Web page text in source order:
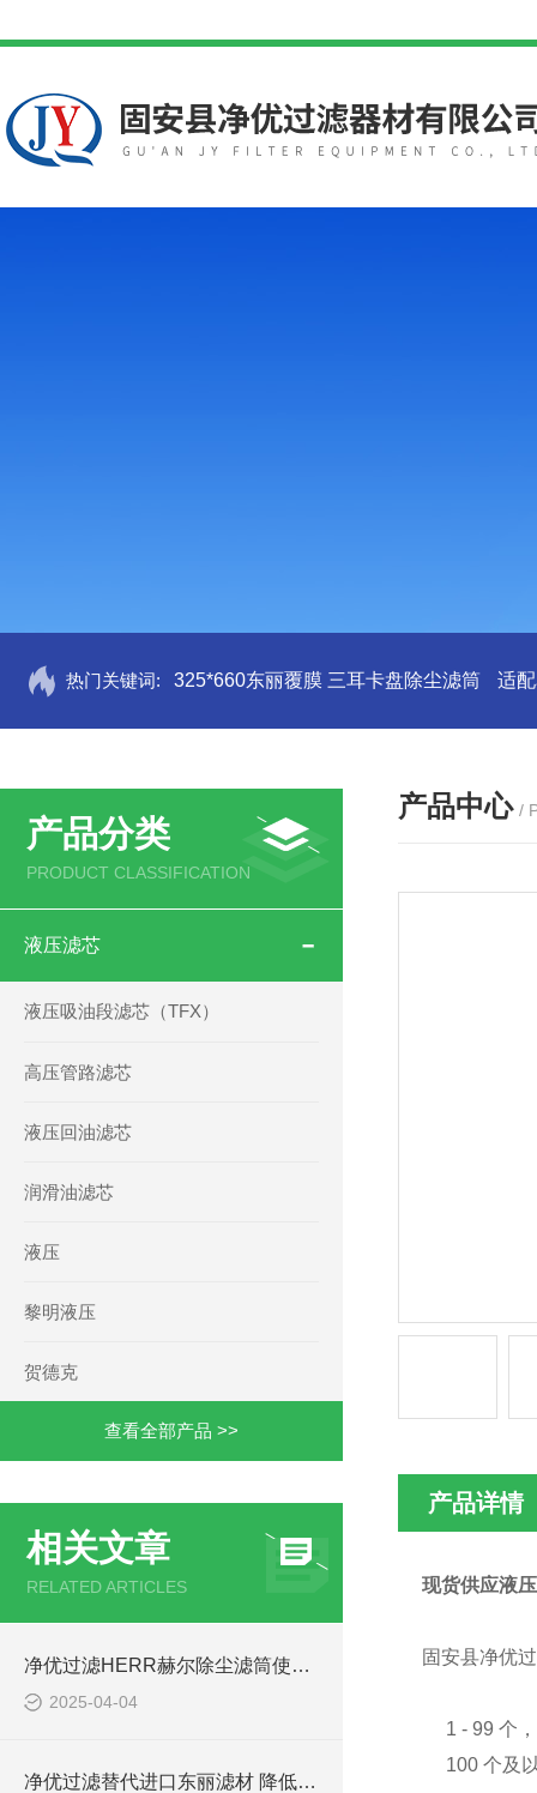
热门关键词: 325*660东丽覆膜 三耳卡盘除尘滤筒 适
产品分类
PRODUCT CLASSIFICATION
液压滤芯
液压吸油段滤芯（TFX）
高压管路滤芯
液压回油滤芯
润滑油滤芯
液压
黎明液压
贺德克
查看全部产品 >>
相关文章
RELATED ARTICLES
净优过滤HERR赫尔除尘滤筒使用说明
2025-04-04
净优过滤替代进口东丽滤材 降低环保成本
产品中心 /
产品详情
现货供应液
固安县净优
1 - 99 个
100 个及